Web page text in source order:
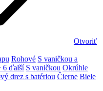
Otvoriť
Rohové S vaničkou a
6 ďalší S vaničkou Okrúhle
drez s batériou Čierne Biele